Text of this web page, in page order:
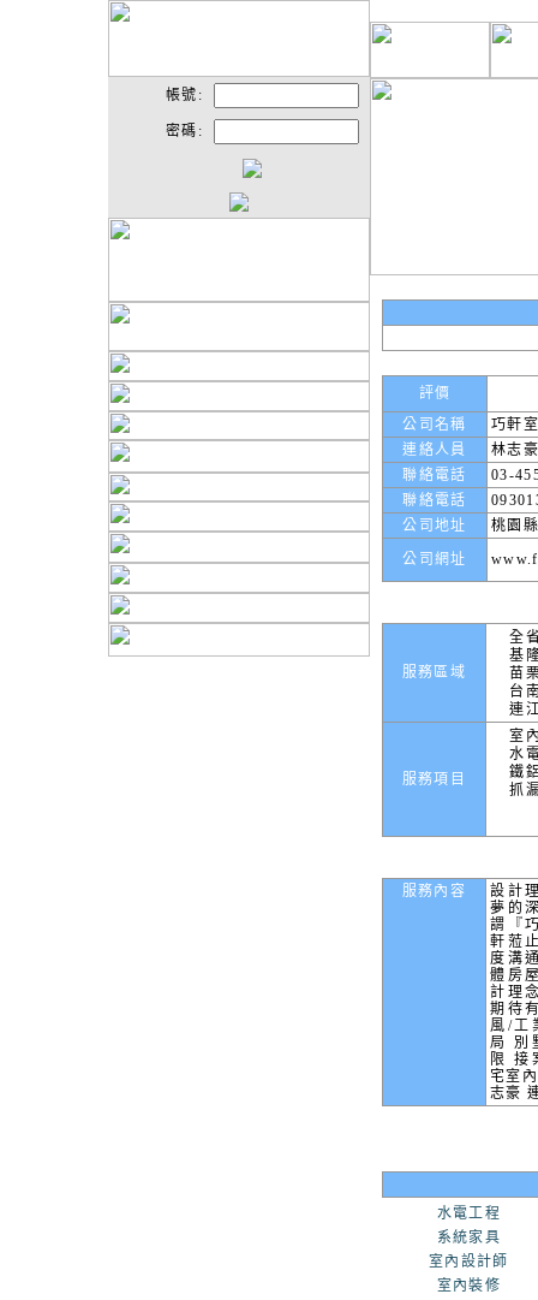
帳號:
密碼:
評價
公司名稱
巧軒
連絡人員
林志豪
聯絡電話
03-
聯絡電話
公司地址
桃園
公司網址
服務區域
全
基
苗
台
連
服務項目
室
水
鐵
抓
服務內容
設計
夢的
謂『
軒蒞
度溝
體房
計理
期待
風/工
局 別
限 接
宅室
志豪
水電工程
系統家具
室內設計師
室內裝修